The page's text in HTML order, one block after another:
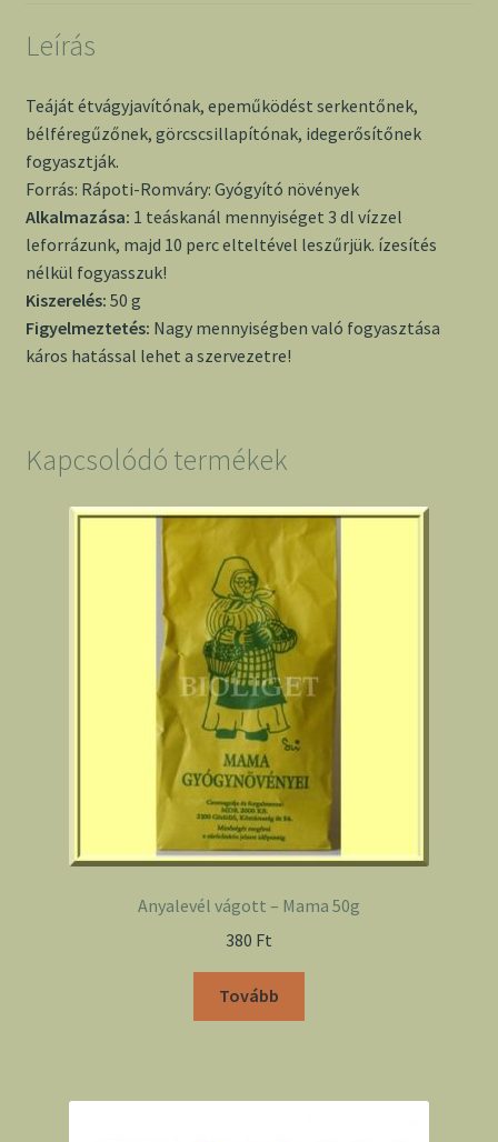
Leírás
Teáját étvágyjavítónak, epeműködést serkentőnek,
bélféregűzőnek, görcscsillapítónak, idegerősítőnek
fogyasztják.
Forrás: Rápoti-Romváry: Gyógyító növények
Alkalmazása: 1 teáskanál mennyiséget 3 dl vízzel
leforrázunk, majd 10 perc elteltével leszűrjük. ízesítés
nélkül fogyasszuk!
Kiszerelés: 50 g
Figyelmeztetés: Nagy mennyiségben való fogyasztása
káros hatással lehet a szervezetre!
Kapcsolódó termékek
Anyalevél vágott – Mama 50g
380 Ft
Tovább